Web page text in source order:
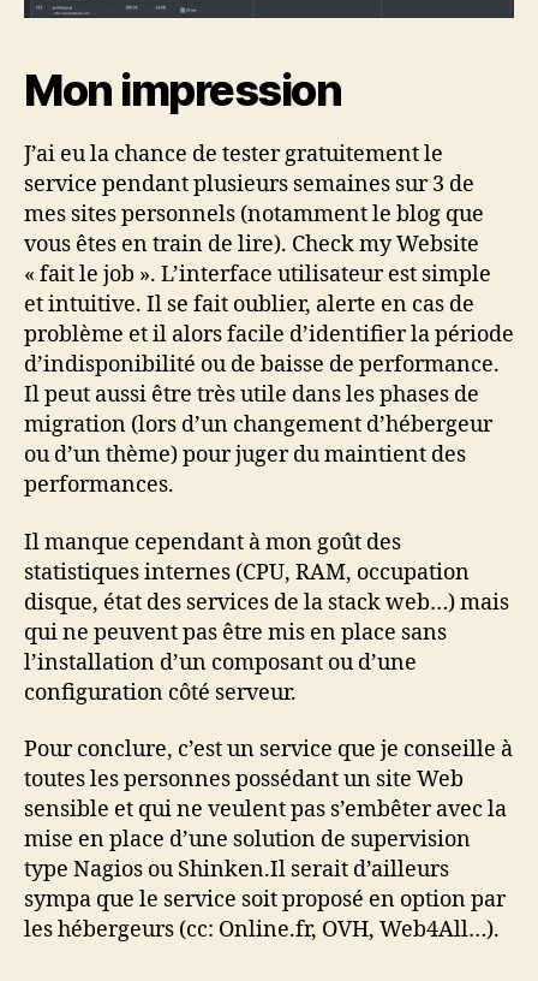
Mon impression
J’ai eu la chance de tester gratuitement le
service pendant plusieurs semaines sur 3 de
mes sites personnels (notamment le blog que
vous êtes en train de lire). Check my Website
« fait le job ». L’interface utilisateur est simple
et intuitive. Il se fait oublier, alerte en cas de
problème et il alors facile d’identifier la période
d’indisponibilité ou de baisse de performance.
Il peut aussi être très utile dans les phases de
migration (lors d’un changement d’hébergeur
ou d’un thème) pour juger du maintient des
performances.
Il manque cependant à mon goût des
statistiques internes (CPU, RAM, occupation
disque, état des services de la stack web…) mais
qui ne peuvent pas être mis en place sans
l’installation d’un composant ou d’une
configuration côté serveur.
Pour conclure, c’est un service que je conseille à
toutes les personnes possédant un site Web
sensible et qui ne veulent pas s’embêter avec la
mise en place d’une solution de supervision
type Nagios ou Shinken.Il serait d’ailleurs
sympa que le service soit proposé en option par
les hébergeurs (cc: Online.fr, OVH, Web4All…).